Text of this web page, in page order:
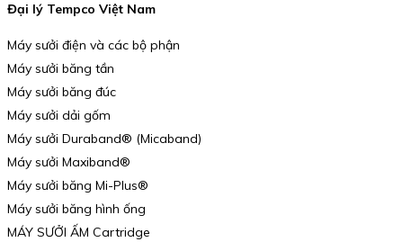
Đại lý Tempco Việt Nam
Máy sưởi điện và các bộ phận
Máy sưởi băng tần
Máy sưởi băng đúc
Máy sưởi dải gốm
Máy sưởi Duraband® (Micaband)
Máy sưởi Maxiband®
Máy sưởi băng Mi-Plus®
Máy sưởi băng hình ống
MÁY SƯỞI ẤM Cartridge